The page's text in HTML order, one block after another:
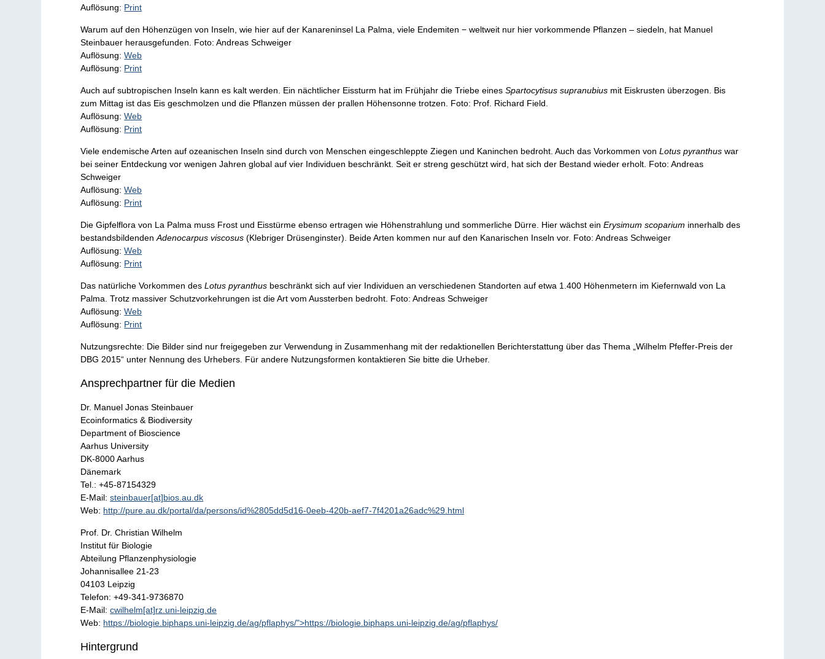
Auflösung: Print
Warum auf den Höhenzügen von Inseln, wie hier auf der Kanareninsel La Palma, viele Endemiten − weltweit nur hier vorkommende Pflanzen – siedeln, hat Manuel
Steinbauer herausgefunden. Foto: Andreas Schweiger
Auflösung:Web
Auflösung: Print
Auch auf subtropischen Inseln kann es kalt werden. Ein nächtlicher Eissturm hat im Frühjahr die Triebe einesSpartocytisus supranubius mit Eiskrusten überzogen. Bis
zum Mittag ist das Eis geschmolzen und die Pflanzen müssen der prallen Höhensonne trotzen. Foto: Prof. Richard Field.
Auflösung:Web
Auflösung: Print
Viele endemische Arten auf ozeanischen Inseln sind durch von Menschen eingeschleppte Ziegen und Kaninchen bedroht. Auch das Vorkommen vonLotus pyranthus war
bei seiner Entdeckung vor wenigen Jahren global auf vier Individuen beschränkt. Seit er streng geschützt wird, hat sich der Bestand wieder erholt. Foto: Andreas
Schweiger
Auflösung:Web
Auflösung: Print
Die Gipfelflora von La Palma muss Frost und Eisstürme ebenso ertragen wie Höhenstrahlung und sommerliche Dürre. Hier wächst einErysimum scoparium innerhalb des
bestandsbildendenAdenocarpus viscosus (Klebriger Drüsenginster). Beide Arten kommen nur auf den Kanarischen Inseln vor. Foto: Andreas Schweiger
Auflösung:Web
Auflösung: Print
Das natürliche Vorkommen desLotus pyranthus beschränkt sich auf vier Individuen an verschiedenen Standorten auf etwa 1.400 Höhenmetern im Kiefernwald von La
Palma. Trotz massiver Schutzvorkehrungen ist die Art vom Aussterben bedroht. Foto: Andreas Schweiger
Auflösung:Web
Auflösung: Print
Nutzungsrechte: Die Bilder sind nur freigegeben zur Verwendung in Zusammenhang mit der redaktionellen Berichterstattung über das Thema „Wilhelm Pfeffer-Preis der
DBG 2015“ unter Nennung des Urhebers. Für andere Nutzungsformen kontaktieren Sie bitte die Urheber.
Ansprechpartner für die Medien
Dr. Manuel Jonas Steinbauer
Ecoinformatics & Biodiversity
Department of Bioscience
Aarhus University
DK-8000 Aarhus
Dänemark
Tel.: +45-87154329
E-Mail:steinbauer[at]bios.au.dk
Web: http://pure.au.dk/portal/da/persons/id%2805dd5d16-0eeb-420b-aef7-7f4201a26adc%29.html
Prof. Dr. Christian Wilhelm
Institut für Biologie
Abteilung Pflanzenphysiologie
Johannisallee 21-23
04103 Leipzig
Telefon: +49-341-9736870
E-Mail:cwilhelm[at]rz.uni-leipzig.de
Web: https://biologie.biphaps.uni-leipzig.de/ag/pflaphys/">https://biologie.biphaps.uni-leipzig.de/ag/pflaphys/
Hintergrund